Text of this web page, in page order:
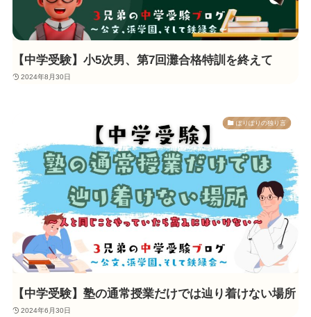
【中学受験】小5次男、第7回灘合格特訓を終えて
2024年8月30日
ぽりぽりの独り言
【中学受験】塾の通常授業だけでは辿り着けない場所
2024年6月30日